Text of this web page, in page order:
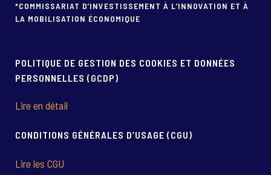
*COMMISSARIAT D’INVESTISSEMENT À L’INNOVATION ET À
LA MOBILISATION ÉCONOMIQUE
POLITIQUE DE GESTION DES COOKIES ET DONNÉES
PERSONNELLES (GCDP)
Lire en détail
CONDITIONS GÉNÉRALES D’USAGE (CGU)
Lire les CGU